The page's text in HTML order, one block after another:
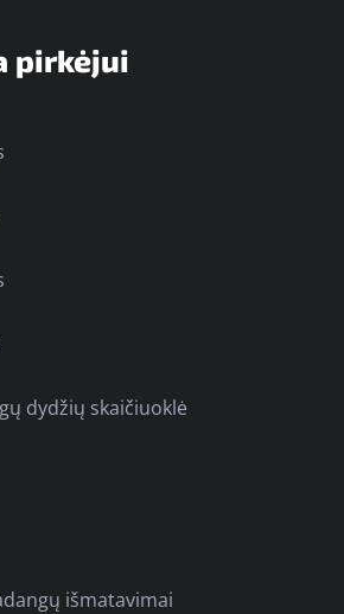
pirkėjui
dydžių skaičiuoklė
išmatavimai